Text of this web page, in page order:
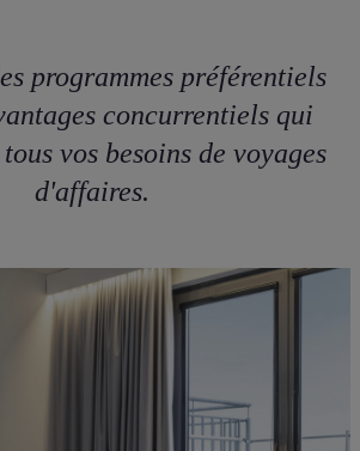
programmes préférentiels
concurrentiels qui
vos besoins de voyages
d'affaires.